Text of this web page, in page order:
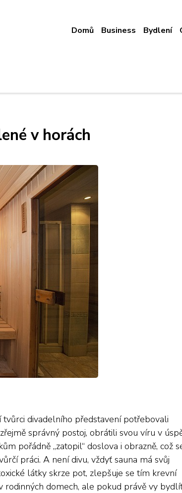
Domů Business Bydlení
v horách
divadelního představení potřebovali
správný postoj, obrátili svou víru v
pořádně „zatopil“ doslova i obrazně, což
práci. A není divu, vždyť sauna má svůj
látky skrze pot, zlepšuje se tím krevní
rodinných domech, ale pokud právě vy